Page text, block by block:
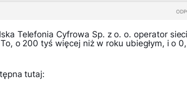
Telefonia Cyfrowa Sp. z o. o. operator
o 200 tyś więcej niż w roku ubiegłym, i o
tutaj: